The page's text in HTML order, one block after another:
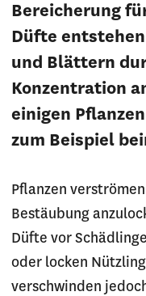
Bereicherung
Düfte
und Blättern
Konzentration
einigen
zum Beispiel
Pflanzen
Bestäubung
Düfte vor
oder locken
verschwinden